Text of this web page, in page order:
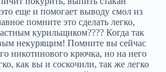
еще и помогает выводу смол из
помните это сделать легко,
курильщиком???? Когда так
некурящим! Помните вы сейчас
никотинового крючка, но на него
как вы и соскочили, так же легко